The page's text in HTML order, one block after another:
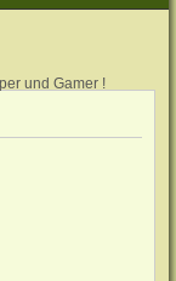
und Gamer !